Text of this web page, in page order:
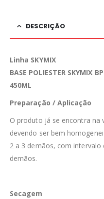
DESCRIÇÃO
Linha SKYMIX
BASE POLIESTER SKYMIX
450ML
Preparação / Aplicação
O produto já se encontra na
devendo ser bem
2 a 3 demãos, com
demãos.
Secagem